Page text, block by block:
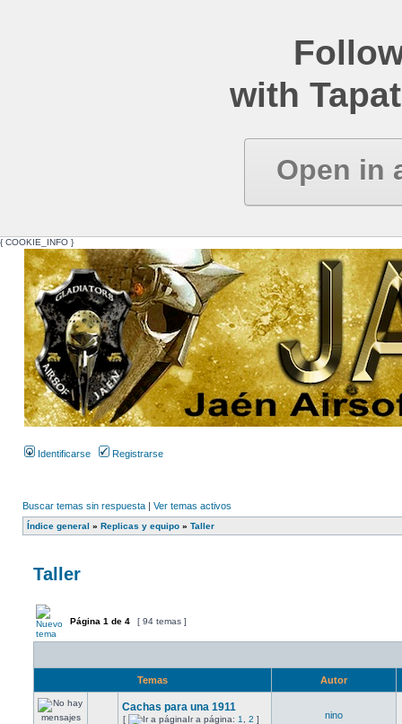
with
Open in
{ COOKIE_INFO }
Identificarse Registrarse
Buscar temas sin respuesta | Ver temas activos
Índice general » Replicas y equipo » Taller
Taller
Página 1 de 4 [ 94 temas ]
Temas Autor
Cachas para una 1911
[ Ir a página: 1 2 ] nino